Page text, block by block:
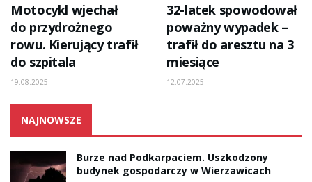
Motocykl wjechał
do przydrożnego
rowu. Kierujący trafił
do szpitala
19.08.2025
32-latek spowodował
poważny wypadek –
trafił do aresztu na 3
miesiące
12.07.2025
NAJNOWSZE
Burze nad Podkarpaciem. Uszkodzony
budynek gospodarczy w Wierzawicach